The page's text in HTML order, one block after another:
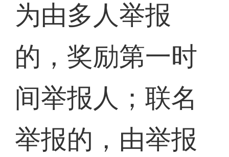
为由多人举报
的，奖励第一时
间举报人；联名
举报的，由举报